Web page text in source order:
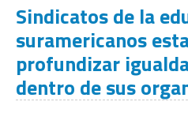
Sindicatos de la
suramericanos
profundizar
dentro de sus